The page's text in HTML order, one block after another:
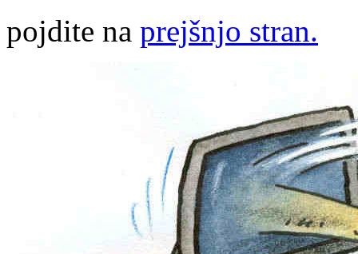
pojdite na prejšnjo stran.